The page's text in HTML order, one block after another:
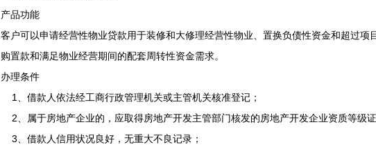
产品功能
客户可以申请经营性物业贷款用于装修和大修理经营性物业、置换负债性资金和超过项
购置款和满足物业经营期间的配套周转性资金需求。
办理条件
1、借款人依法经工商行政管理机关或主管机关核准登记；
2、属于房地产企业的，应取得房地产开发主管部门核发的房地产开发企业资质等级
3、借款人信用状况良好，无重大不良记录；